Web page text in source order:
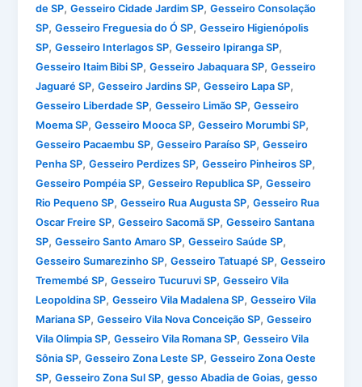
de SP,Gesseiro Cidade Jardim SP,Gesseiro Consolação
SP,Gesseiro Freguesia do Ó SP,Gesseiro Higienópolis
SP,Gesseiro Interlagos SP,Gesseiro Ipiranga SP,
Gesseiro Itaim Bibi SP,Gesseiro Jabaquara SP,Gesseiro
Jaguaré SP,Gesseiro Jardins SP,Gesseiro Lapa SP,
Gesseiro Liberdade SP,Gesseiro Limão SP,Gesseiro
Moema SP,Gesseiro Mooca SP,Gesseiro Morumbi SP,
Gesseiro Pacaembu SP,Gesseiro Paraíso SP,Gesseiro
Penha SP,Gesseiro Perdizes SP,Gesseiro Pinheiros SP,
Gesseiro Pompéia SP,Gesseiro Republica SP,Gesseiro
Rio Pequeno SP,Gesseiro Rua Augusta SP,Gesseiro Rua
Oscar Freire SP,Gesseiro Sacomã SP,Gesseiro Santana
SP,Gesseiro Santo Amaro SP,Gesseiro Saúde SP,
Gesseiro Sumarezinho SP,Gesseiro Tatuapé SP,Gesseiro
Tremembé SP,Gesseiro Tucuruvi SP,Gesseiro Vila
Leopoldina SP,Gesseiro Vila Madalena SP,Gesseiro Vila
Mariana SP,Gesseiro Vila Nova Conceição SP,Gesseiro
Vila Olimpia SP,Gesseiro Vila Romana SP,Gesseiro Vila
Sônia SP,Gesseiro Zona Leste SP,Gesseiro Zona Oeste
SP,Gesseiro Zona Sul SP,gesso Abadia de Goias,gesso